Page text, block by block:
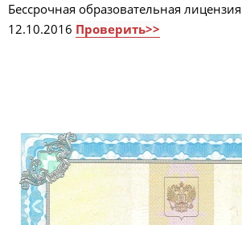
Бессрочная образовательная
12.10.2016 Проверить>>